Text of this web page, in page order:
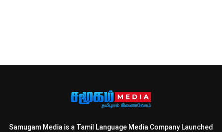
Samugam Media is a Tamil Language Media Company Launched